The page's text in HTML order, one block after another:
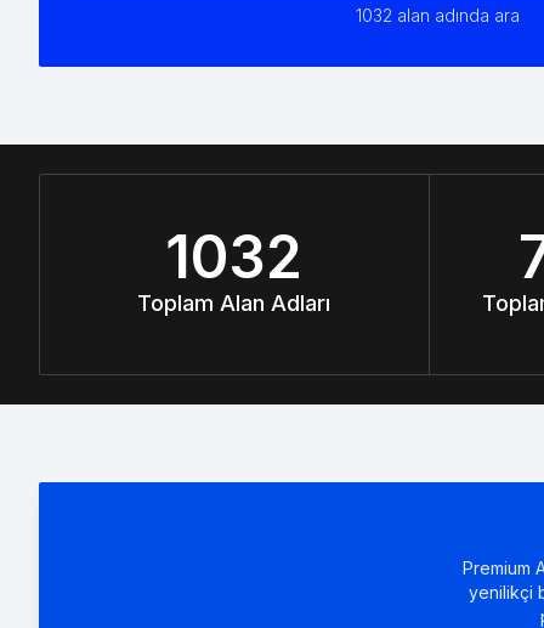
1032 alan adında ara
1032
Toplam Alan Adları
Premium
yenilikçi